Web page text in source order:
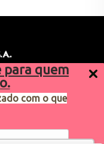
quem
com o que